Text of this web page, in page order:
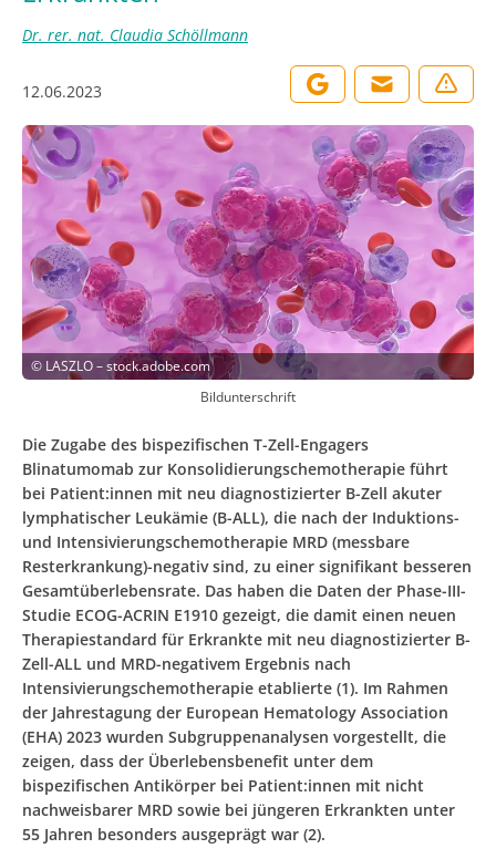
Dr. rer. nat. Claudia Schöllmann
12.06.2023
© LASZLO – stock.adobe.com
Bildunterschrift
Die Zugabe des bispezifischen T-Zell-Engagers
Blinatumomab zur Konsolidierungschemotherapie führt
bei Patient:innen mit neu diagnostizierter B-Zell akuter
lymphatischer Leukämie (B-ALL), die nach der Induktions-
und Intensivierungschemotherapie MRD (messbare
Resterkrankung)-negativ sind, zu einer signifikant besseren
Gesamtüberlebensrate. Das haben die Daten der Phase-III-
Studie ECOG-ACRIN E1910 gezeigt, die damit einen neuen
Therapiestandard für Erkrankte mit neu diagnostizierter B-
Zell-ALL und MRD-negativem Ergebnis nach
Intensivierungschemotherapie etablierte (1). Im Rahmen
der Jahrestagung der European Hematology Association
(EHA) 2023 wurden Subgruppenanalysen vorgestellt, die
zeigen, dass der Überlebensbenefit unter dem
bispezifischen Antikörper bei Patient:innen mit nicht
nachweisbarer MRD sowie bei jüngeren Erkrankten unter
55 Jahren besonders ausgeprägt war (2).